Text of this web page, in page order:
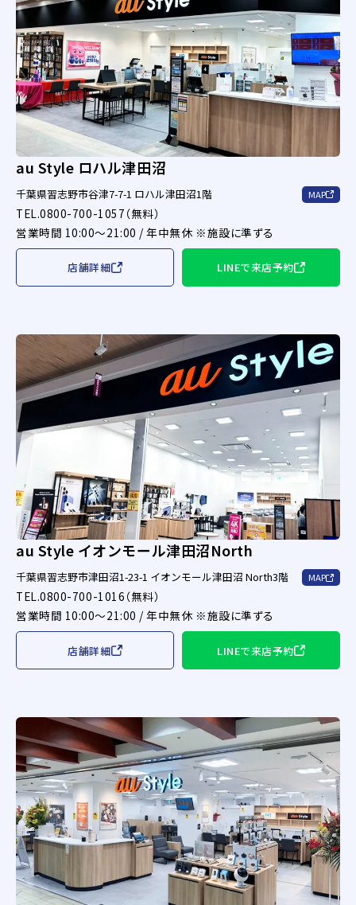
au Style ロハル津田沼
千葉県習志野市谷津7-7-1 ロハル津田沼1階 MAP
TEL.0800-700-1057（無料）
営業時間 10:00～21:00 / 年中無休 ※施設に準ずる
店舗詳細 LINEで来店予約
au Style イオンモール津田沼North
千葉県習志野市津田沼1-23-1 イオンモール津田沼 North3階 MAP
TEL.0800-700-1016（無料）
営業時間 10:00～21:00 / 年中無休 ※施設に準ずる
店舗詳細 LINEで来店予約